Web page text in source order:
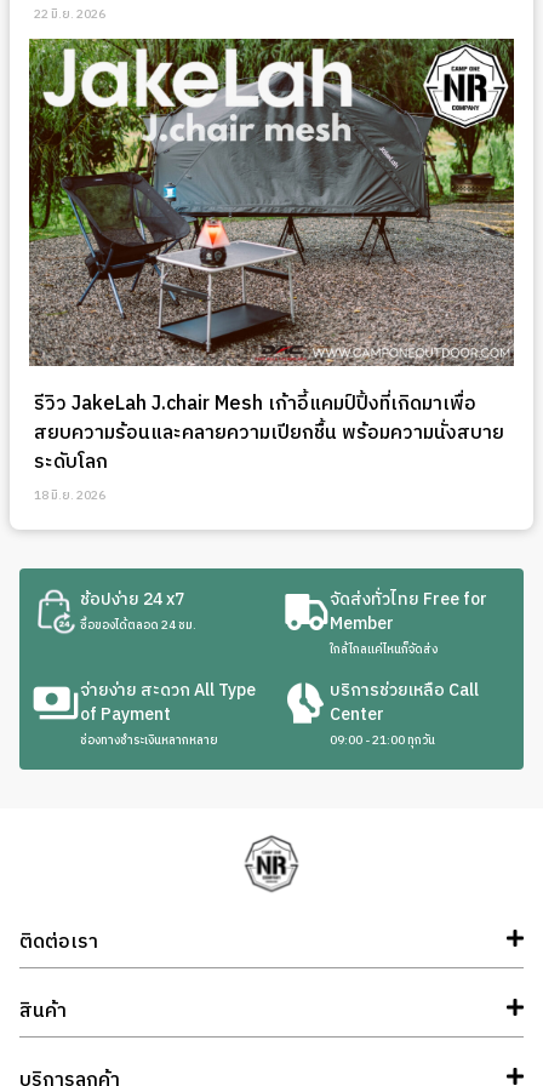
22 มิ.ย. 2026
รีวิว JakeLah J.chair Mesh เก้าอี้แคมป์ปิ้งที่เกิดมาเพื่อ
สยบความร้อนและคลายความเปียกชื้น พร้อมความนั่งสบาย
ระดับโลก
18 มิ.ย. 2026
ช้อปง่าย 24 x7
ซื้อของได้ตลอด 24 ชม.
จัดส่งทั่วไทย Free for
Member
ใกล้ไกลแค่ไหนก็จัดส่ง
จ่ายง่าย สะดวก All Type
of Payment
ช่องทางชำระเงินหลากหลาย
บริการช่วยเหลือ Call
Center
09:00 - 21:00 ทุกวัน
ติดต่อเรา
สินค้า